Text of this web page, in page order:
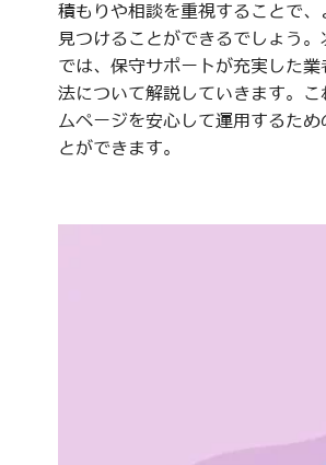
積もりや相談を重視することで、
見つけることができるでしょう。
では、保守サポートが充実した
法について解説していきます。こ
ムページを安心して運用するため
とができます。